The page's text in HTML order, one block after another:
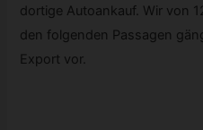
dortige Autoankauf. Wir von
den folgenden Passagen
Export vor.